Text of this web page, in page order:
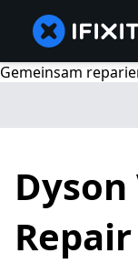
Gemeinsam
Repair